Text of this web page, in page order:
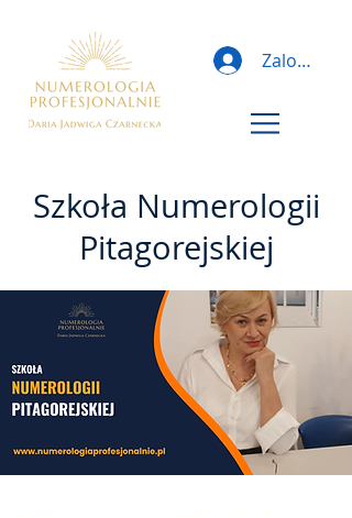
Zaloguj
Szkoła Numerologii
Pitagorejskiej